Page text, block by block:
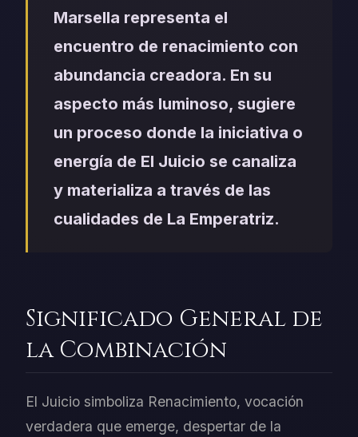
Marsella representa el
encuentro de renacimiento con
abundancia creadora. En su
aspecto más luminoso, sugiere
un proceso donde la iniciativa o
energía de El Juicio se canaliza
y materializa a través de las
cualidades de La Emperatriz.
Significado General de
la Combinación
El Juicio simboliza Renacimiento, vocación
verdadera que emerge, despertar de la